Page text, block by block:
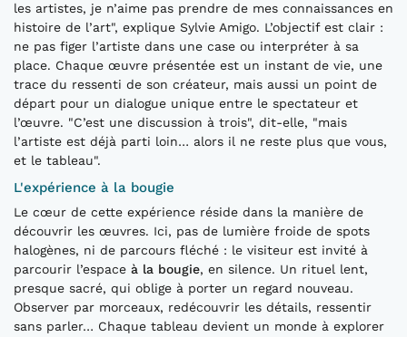
les artistes, je n’aime pas prendre de mes connaissances en
histoire de l’art", explique Sylvie Amigo. L’objectif est clair :
ne pas figer l’artiste dans une case ou interpréter à sa
place. Chaque œuvre présentée est un instant de vie, une
trace du ressenti de son créateur, mais aussi un point de
départ pour un dialogue unique entre le spectateur et
l’œuvre. "C’est une discussion à trois", dit-elle, "mais
l’artiste est déjà parti loin… alors il ne reste plus que vous,
et le tableau".
L'expérience à la bougie
Le cœur de cette expérience réside dans la manière de
découvrir les œuvres. Ici, pas de lumière froide de spots
halogènes, ni de parcours fléché : le visiteur est invité à
parcourir l’espace à la bougie, en silence. Un rituel lent,
presque sacré, qui oblige à porter un regard nouveau.
Observer par morceaux, redécouvrir les détails, ressentir
sans parler… Chaque tableau devient un monde à explorer